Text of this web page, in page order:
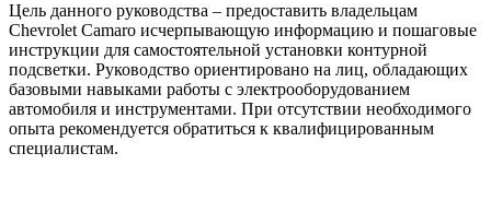
Цель данного руководства – предоставить владельцам
Chevrolet Camaro исчерпывающую информацию и пошаговые
инструкции для самостоятельной установки контурной
подсветки. Руководство ориентировано на лиц, обладающих
базовыми навыками работы с электрооборудованием
автомобиля и инструментами. При отсутствии необходимого
опыта рекомендуется обратиться к квалифицированным
специалистам.